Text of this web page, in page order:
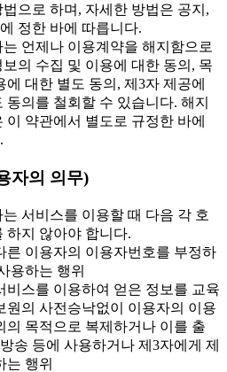
법으로 하며, 자세한 방법은 공지,
정한 바에 따릅니다.
언제나 이용계약을 해지함으로
의 수집 및 이용에 대한 동의, 목
에 대한 별도 동의, 제3자 제공에
동의를 철회할 수 있습니다. 해지
이 약관에서 별도로 규정한 바에
자의 의무)
서비스를 이용할 때 다음 각 호
하지 않아야 합니다.
른 이용자의 이용자번호를 부정하
용하는 행위
비스를 이용하여 얻은 정보를 교육
원의 사전승낙없이 이용자의 이용
의 목적으로 복제하거나 이를 출
송 등에 사용하거나 제3자에게 제
는 행위